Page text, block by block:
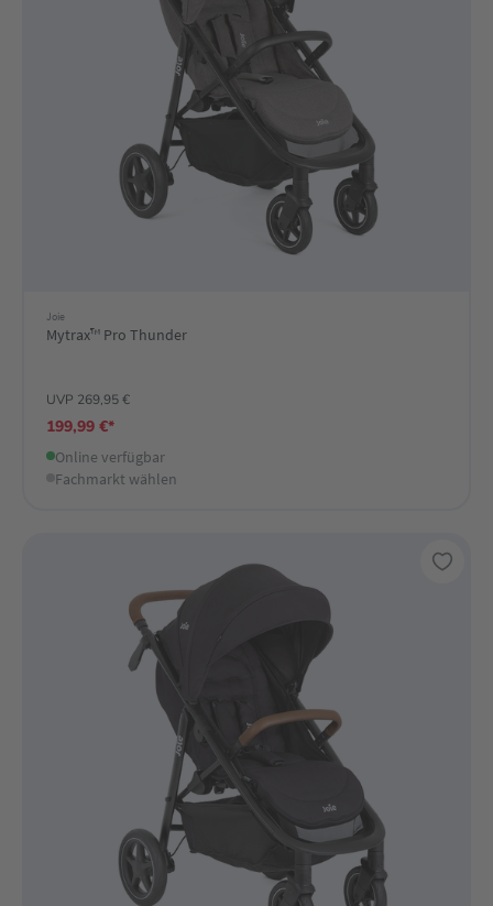
Joie
Mytrax™ Pro Thunder
UVP 269,95 €
199,99 €*
Online verfügbar
Fachmarkt wählen